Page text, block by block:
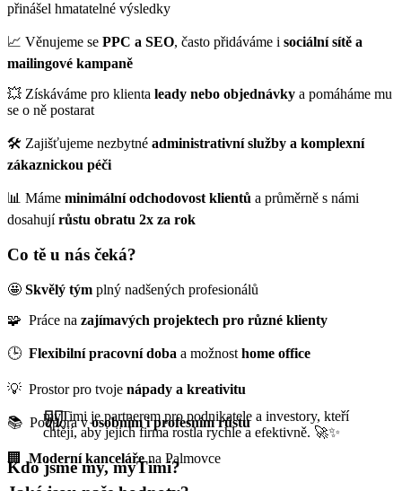
přinášel hmatatelné výsledky
📈 Věnujeme se PPC a SEO, často přidáváme i sociální sítě a
mailingové kampaně
💥 Získáváme pro klienta leady nebo objednávky a pomáháme mu
se o ně postarat
🛠️ Zajišťujeme nezbytné administrativní služby a komplexní
zákaznickou péči
📊 Máme minimální odchodovost klientů a průměrně s námi
dosahujírůstu obratu 2x za rok
Co tě u nás čeká?
🤩 Skvělý tým plný nadšených profesionálů
🧩 Práce na zajímavých projektech pro různé klienty
🕒 Flexibilní pracovní doba a možnost home office
💡 Prostor pro tvoje nápady a kreativitu
📚 Podpora vosobním i profesním růstu
🏢 Moderní kancelářena Palmovce
myTimi je partnerem pro podnikatele a investory, kteří
chtějí, aby jejich firma rostla rychle a efektivně. 🚀✨
Kdo jsme my, myTimi?